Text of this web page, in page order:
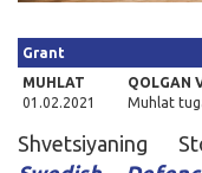
Grant
MUHLAT
01.02.2021
QOLGAN
Muhlat
Shvetsiyaning